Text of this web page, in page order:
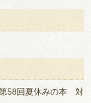
58回夏休みの本 対